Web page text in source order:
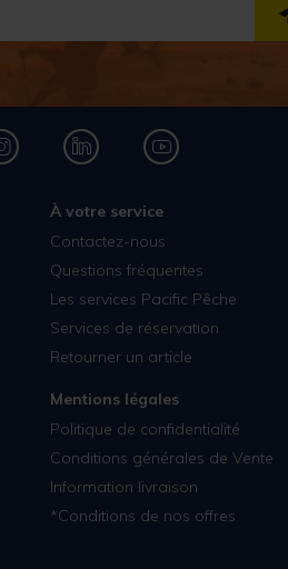
À votre service
Contactez-nous
Questions fréquentes
Les services Pacific Pêche
Services de réservation
Retourner un article
Mentions légales
Politique de confidentialité
Conditions générales de Vente
Information livraison
*Conditions de nos offres